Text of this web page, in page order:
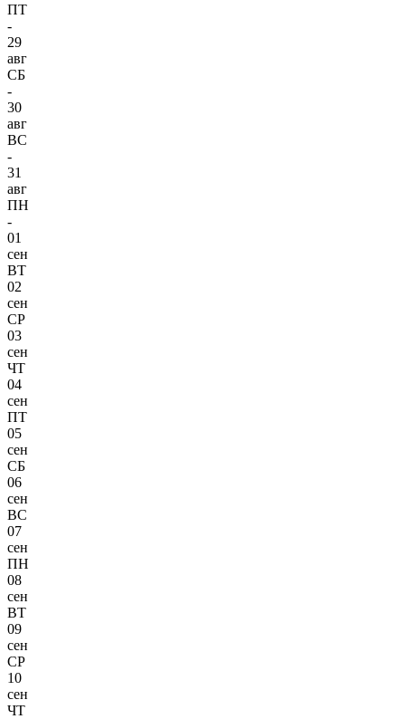
ПТ
-
29
авг
СБ
-
30
авг
ВС
-
31
авг
ПН
-
01
сен
ВТ
02
сен
СР
03
сен
ЧТ
04
сен
ПТ
05
сен
СБ
06
сен
ВС
07
сен
ПН
08
сен
ВТ
09
сен
СР
10
сен
ЧТ